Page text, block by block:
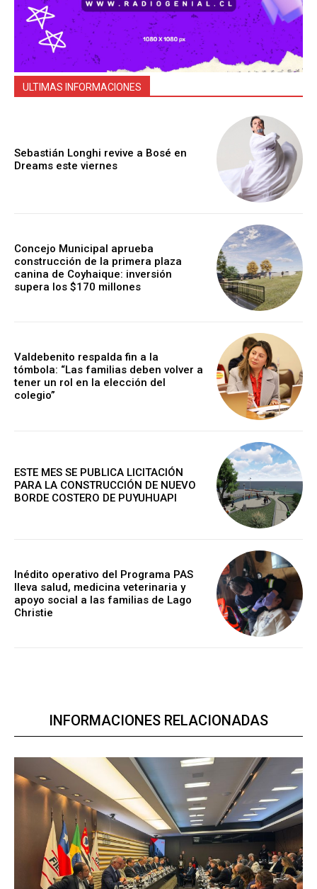
ULTIMAS INFORMACIONES
Sebastián Longhi revive a Bosé en
Dreams este viernes
Concejo Municipal aprueba
construcción de la primera plaza
canina de Coyhaique: inversión
supera los $170 millones
Valdebenito respalda fin a la
tómbola: “Las familias deben volver a
tener un rol en la elección del
colegio”
ESTE MES SE PUBLICA LICITACIÓN
PARA LA CONSTRUCCIÓN DE NUEVO
BORDE COSTERO DE PUYUHUAPI
Inédito operativo del Programa PAS
lleva salud, medicina veterinaria y
apoyo social a las familias de Lago
Christie
INFORMACIONES RELACIONADAS